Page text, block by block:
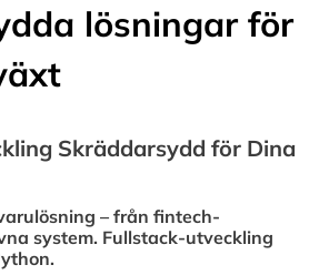
lösningar för
Skräddarsydd för Dina
– från fintech-
system. Fullstack-utveckling